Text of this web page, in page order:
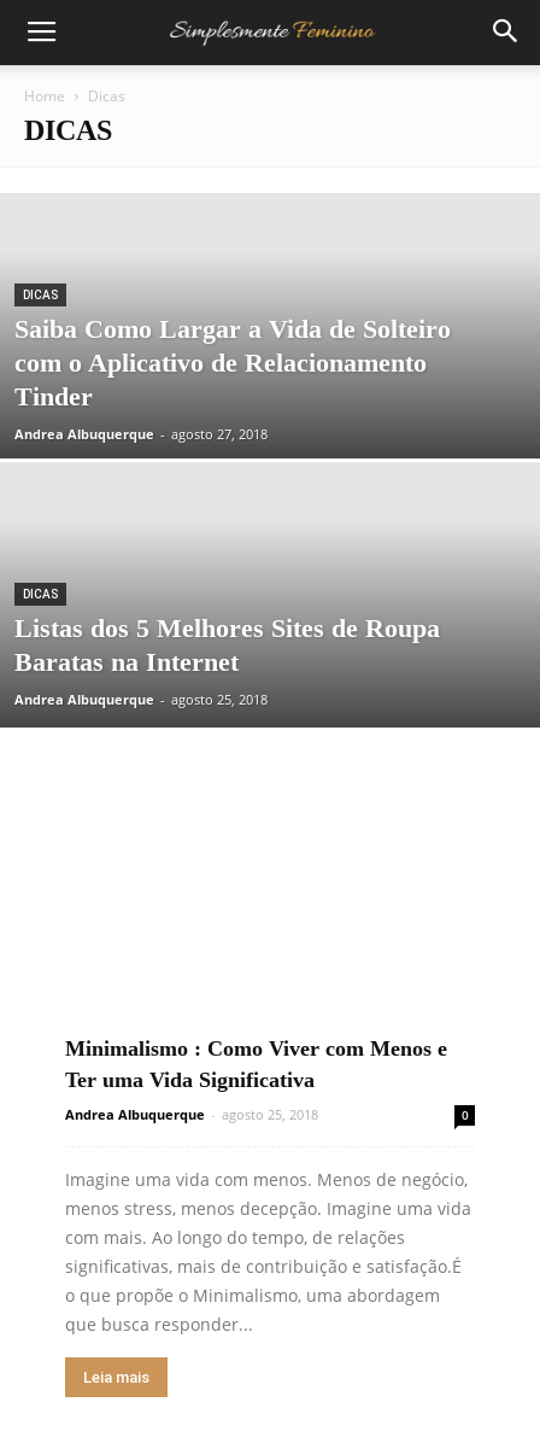
Home Dicas
DICAS
DICAS
Saiba Como Largar a Vida de Solteiro
com o Aplicativo de Relacionamento
Tinder
Andrea Albuquerque - agosto 27, 2018
DICAS
Listas dos 5 Melhores Sites de Roupa
Baratas na Internet
Andrea Albuquerque - agosto 25, 2018
Minimalismo : Como Viver com Menos e
Ter uma Vida Significativa
Andrea Albuquerque - agosto 25, 2018 0
Imagine uma vida com menos. Menos de negócio,
menos stress, menos decepção. Imagine uma vida
com mais. Ao longo do tempo, de relações
significativas, mais de contribuição e satisfação.É
o que propõe o Minimalismo, uma abordagem
que busca responder...
Leia mais